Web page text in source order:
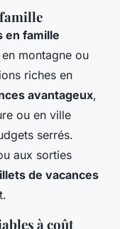
en famille
montagne ou
riches en
avantageux,
ou en ville
serrés.
aux sorties
de vacances
à coût